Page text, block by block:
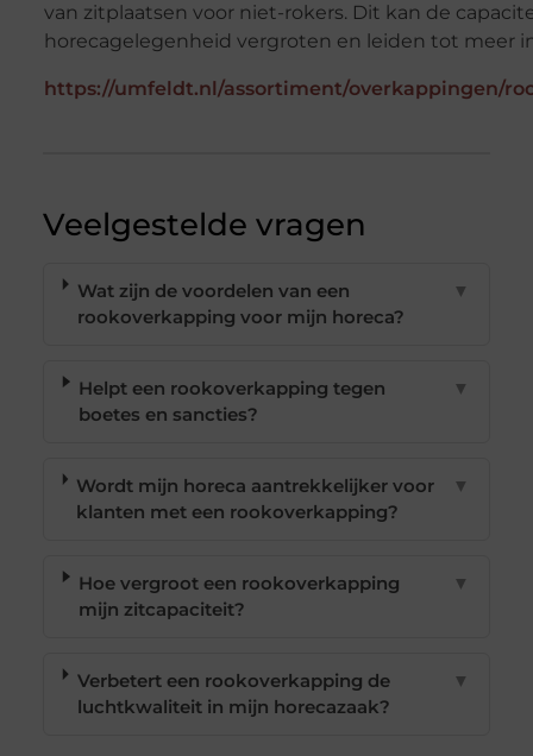
van zitplaatsen voor niet-rokers. Dit kan de
horecagelegenheid vergroten en leiden tot meer
https://umfeldt.nl/assortiment/overkappingen/
Veelgestelde vragen
Wat zijn de voordelen van een
rookoverkapping voor mijn horeca?
▼
Helpt een rookoverkapping tegen
boetes en sancties?
▼
Wordt mijn horeca aantrekkelijker voor
klanten met een rookoverkapping?
▼
Hoe vergroot een rookoverkapping
mijn zitcapaciteit?
▼
Verbetert een rookoverkapping de
luchtkwaliteit in mijn horecazaak?
▼